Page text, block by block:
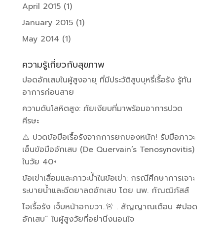
April 2015(1)
January 2015(1)
May 2014 (1)
ความรู้เกี่ยวกับสุขภาพ
ปอดอักเสบในผู้สูงอายุ ที่มีประวัติสูบบุหรี่เรื้อรัง รู้ทัน
อาการก่อนสาย
ความดันโลหิตสูง: ภัยเงียบที่มาพร้อมอาการปวด
ศีรษะ
⚠️ ปวดข้อมือเรื้อรังจากการยกของหนัก! รับมือภาวะ
เอ็นข้อมืออักเสบ (De Quervain’s Tenosynovitis)
ในวัย 40+
ข้อเข่าเสื่อมและภาวะน้ำในข้อเข่า: กรณีศึกษาการเจาะ
ระบายน้ำและฉีดยาลดอักเสบ โดย นพ. กัณฒิภัสส์
ไอเรื้อรัง เจ็บหน้าอกขวา..🚨 . สัญญาณเตือน #ปอด
อักเสบ” ในผู้สูงวัยที่อย่านิ่งนอนใจ